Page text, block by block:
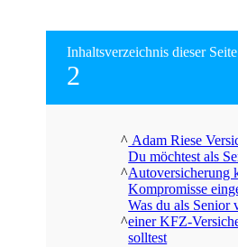
Inhaltsverzeichnis dieser Seite
2
Adam Riese
Du möchtest als
Autoversicherung
Kompromisse
Was du als Senior
einer KFZ-
solltest